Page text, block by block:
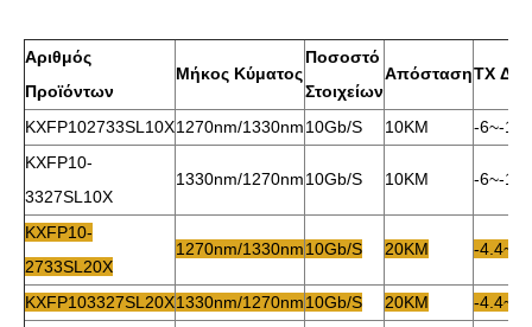
Αριθμός
Προϊόντων
Μήκος Κύματος
Ποσοστό
Στοιχείων
ΑπόστασηTX
KXFP102733SL10X1270nm/1330nm10Gb/s 10KM
-6~-
KXFP10-
3327SL10X
1330nm/1270nm10Gb/s 10KM -6~-
KXFP10-
2733SL20X
1270nm/1330nm10Gb/s 20KM -
KXFP103327SL20X1330nm/1270nm10Gb/s 20KM
-